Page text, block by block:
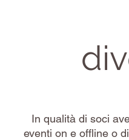
In qualità di soci
eventi on e offline o